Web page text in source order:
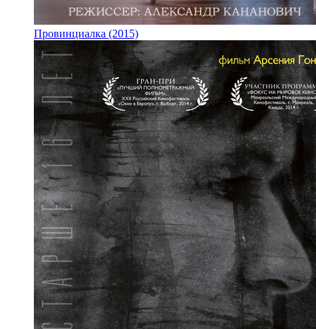
Провинциалка (2015)